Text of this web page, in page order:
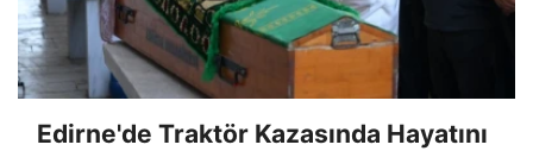
Edirne'de Traktör Kazasında Hayatını